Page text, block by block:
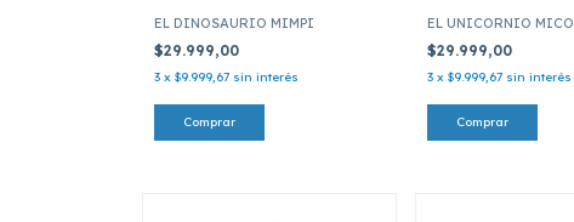
EL DINOSAURIO MIMPI
$29.999,00
3 x $9.999,67 sin interés
EL UNICORNIO MICO
$29.999,00
3 x $9.999,67 sin interés